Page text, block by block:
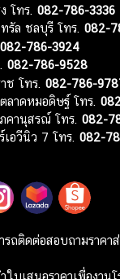
โทร. 082-786-3336
รัล ชลบุรี โทร. 082-
082-786-3924
082-786-9528
ช โทร. 082-786-
ลาดหมอดิษฐ์ โทร.
คานุสรณ์ โทร. 082-
อวีนิว 7 โทร. 082-
รถติดต่อสอบถามราคา
ใบเสนอราคาเพื่องานโ